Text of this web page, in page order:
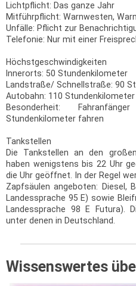
Lichtpflicht: Das ganze Jahr
Mitführpflicht: Warnwesten,
Unfälle: Pflicht zur
Telefonie: Nur mit einer
Höchstgeschwindigkeiten
Innerorts: 50 Stundenkilometer
Landstraße/ Schnellstraße: 90
Autobahn: 110 Stundenkilometer
Besonderheit:
Stundenkilometer fahren
Tankstellen
Die Tankstellen an den
haben wenigstens bis 22 Uhr
die Uhr geöffnet. In der Regel
Zapfsäulen angeboten: Diesel,
Landessprache 95 E) sowie
Landessprache 98 E Futura).
unter denen in Deutschland.
Wissenswertes